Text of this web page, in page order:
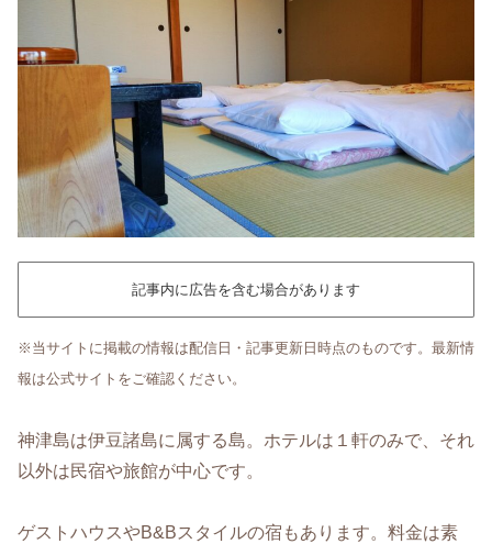
記事内に広告を含む場合があります
※当サイトに掲載の情報は配信日・記事更新日時点のものです。最新情
報は公式サイトをご確認ください。
神津島は伊豆諸島に属する島。ホテルは１軒のみで、それ
以外は民宿や旅館が中心です。
ゲストハウスやB&Bスタイルの宿もあります。料金は素